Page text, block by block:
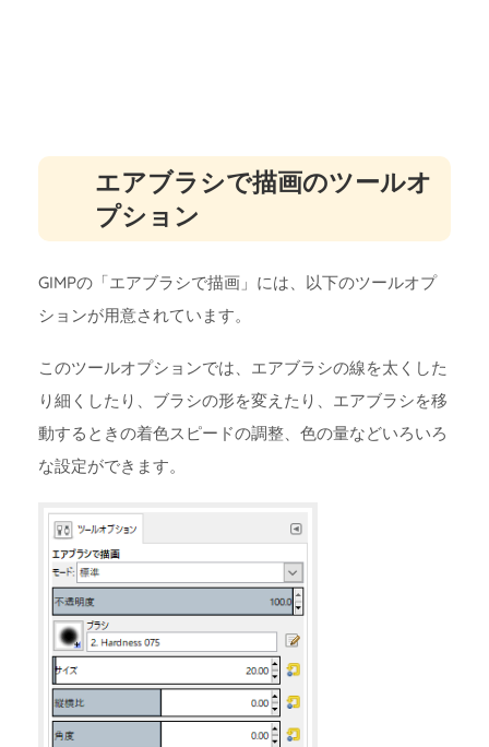
エアブラシで描画のツールオ
プション
GIMPの「エアブラシで描画」には、以下のツールオプ
ションが用意されています。
このツールオプションでは、エアブラシの線を太くした
り細くしたり、ブラシの形を変えたり、エアブラシを移
動するときの着色スピードの調整、色の量などいろいろ
な設定ができます。